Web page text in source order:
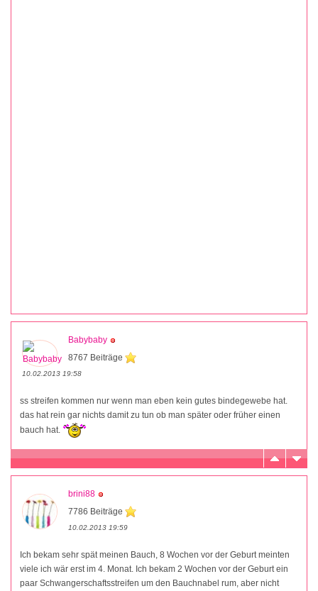
Babybaby
8767 Beiträge
10.02.2013 19:58
ss streifen kommen nur wenn man eben kein gutes bindegewebe hat.
das hat rein gar nichts damit zu tun ob man später oder früher einen
bauch hat.
brini88
7786 Beiträge
10.02.2013 19:59
Ich bekam sehr spät meinen Bauch, 8 Wochen vor der Geburt meinten
viele ich wär erst im 4. Monat. Ich bekam 2 Wochen vor der Geburt ein
paar Schwangerschaftsstreifen um den Bauchnabel rum, aber nicht